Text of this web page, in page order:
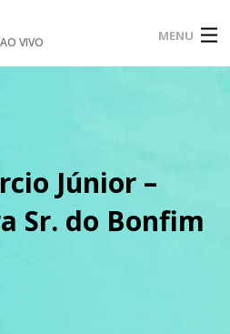
VIVO MENU
Júnior –
Sr. do Bonfim